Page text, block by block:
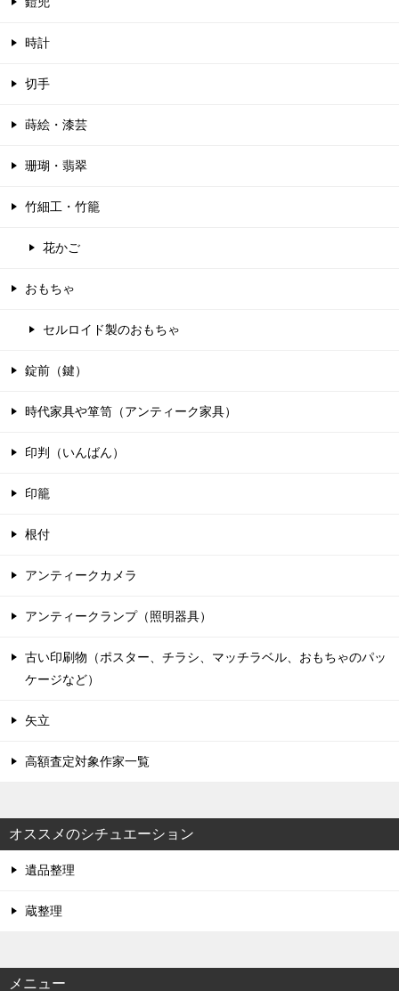
時計
切手
蒔絵・漆芸
珊瑚・翡翠
竹細工・竹籠
花かご
おもちゃ
セルロイド製のおもちゃ
錠前（鍵）
時代家具や箪笥（アンティーク家具）
印判（いんばん）
印籠
根付
アンティークカメラ
アンティークランプ（照明器具）
古い印刷物（ポスター、チラシ、マッチラベル、おもちゃのパッ
ケージなど）
矢立
高額査定対象作家一覧
オススメのシチュエーション
遺品整理
蔵整理
メニュー